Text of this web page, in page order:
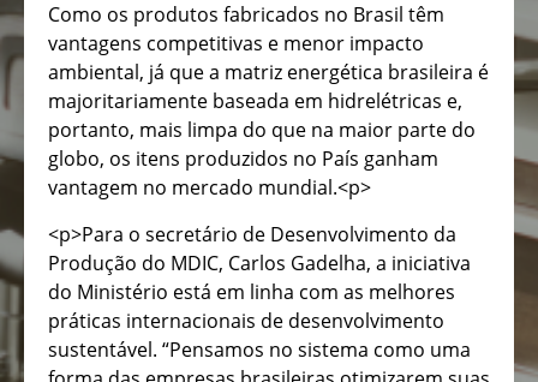
Como os produtos fabricados no Brasil têm
vantagens competitivas e menor impacto
ambiental, já que a matriz energética brasileira é
majoritariamente baseada em hidrelétricas e,
portanto, mais limpa do que na maior parte do
globo, os itens produzidos no País ganham
vantagem no mercado mundial.<p>
<p>Para o secretário de Desenvolvimento da
Produção do MDIC, Carlos Gadelha, a iniciativa
do Ministério está em linha com as melhores
práticas internacionais de desenvolvimento
sustentável. “Pensamos no sistema como uma